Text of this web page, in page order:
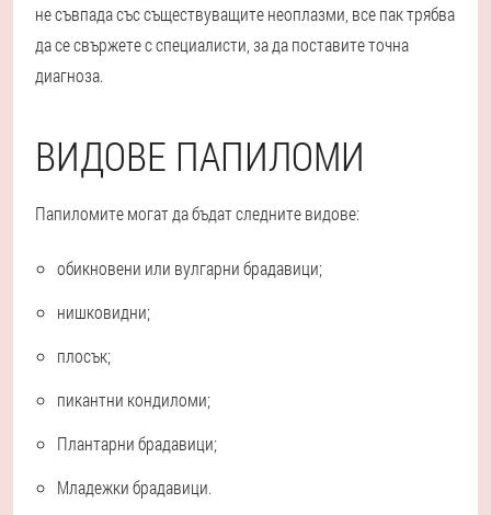
не съвпада със съществуващите неоплазми, все пак трябва
да се свържете с специалисти, за да поставите точна
диагноза.
ВИДОВЕ ПАПИЛОМИ
Папиломите могат да бъдат следните видове:
обикновени или вулгарни брадавици;
нишковидни;
плосък;
пикантни кондиломи;
Плантарни брадавици;
Младежки брадавици.